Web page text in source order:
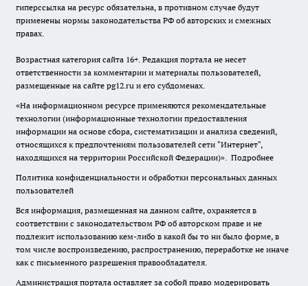
гиперссылка на ресурс обязательна, в противном случае будут
применены нормы законодательства РФ об авторских и смежных
правах.
Возрастная категория сайта 16+. Редакция портала не несет
ответственности за комментарии и материалы пользователей,
размещенные на сайте pg12.ru и его субдоменах.
«На информационном ресурсе применяются рекомендательные
технологии (информационные технологии предоставления
информации на основе сбора, систематизации и анализа сведений,
относящихся к предпочтениям пользователей сети "Интернет",
находящихся на территории Российской Федерации)». Подробнее
Политика конфиденциальности и обработки персональных данных
пользователей
Вся информация, размещенная на данном сайте, охраняется в
соответствии с законодательством РФ об авторском праве и не
подлежит использованию кем-либо в какой бы то ни было форме, в
том числе воспроизведению, распространению, переработке не иначе
как с письменного разрешения правообладателя.
Администрация портала оставляет за собой право модерировать